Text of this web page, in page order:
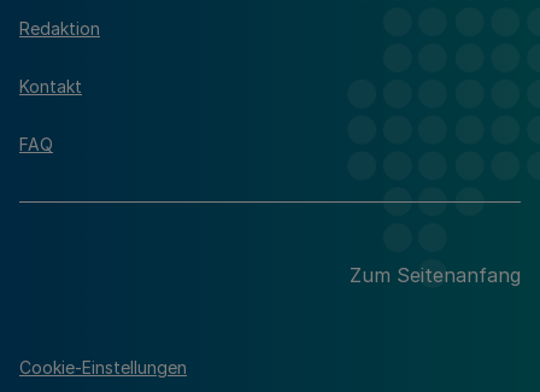
Redaktion
Kontakt
FAQ
Zum Seitenanfang
Cookie-Einstellungen